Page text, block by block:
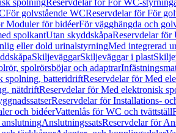
spolningReservdelar för För WC-
För golvstående WCReservdelar för För
Moduler för bidéerFör vägghängda och
spolkantUtan skyddskåpaReservdelar för
eller dold urinalstyrningMed integrerad
SkiljeväggarSkiljeväggar i plast
spolrörsböjar och adaptrar
spolning, batteridriftReservdelar för Med
nätdriftReservdelar för Med elektronisk
Reservdelar för Installations-
och bidéerVattenlås för WC och tvättställ
AnslutningssatsReservdelar för